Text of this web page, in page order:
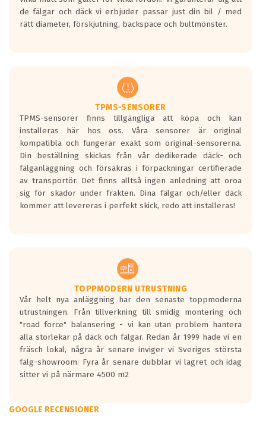
bullernivå markeras med svarta vågor
medans de vita vågorna påvisar om det är
ett tyst däck.
regelverket som introduceras år 2016.
Ett däck med två svarta vågor är redan
godkända för år 2016 nya regelverk.
Ett däck med en svart våg kommer vara
minst tre decibel tystare än det
regelverk som börjar gälla 2016.
de fälgar och däck vi erbjuder passar just din bil / med
rätt diameter, förskjutning, backspace och bultmönster.
TPMS-SENSORER
TPMS-sensorer finns tillgängliga att köpa och kan
installeras här hos oss. Våra sensorer är original
kompatibla och fungerar exakt som original-sensorerna.
Din beställning skickas från vår dedikerade däck- och
fälganläggning och försäkras i förpackningar certifierade
av transportör. Det finns alltså ingen anledning att oroa
sig för skador under frakten. Dina fälgar och/eller däck
kommer att levereras i perfekt skick, redo att installeras!
TOPPMODERN UTRUSTNING
Vår helt nya anläggning har den senaste toppmoderna
utrustningen. Från tillverkning till smidig montering och
"road force" balansering - vi kan utan problem hantera
alla storlekar på däck och fälgar. Redan år 1999 hade vi en
fräsch lokal, några år senare inviger vi Sveriges största
fälg-showroom. Fyra år senare dubblar vi lagret och idag
sitter vi på närmare 4500 m2
GOOGLE RECENSIONER